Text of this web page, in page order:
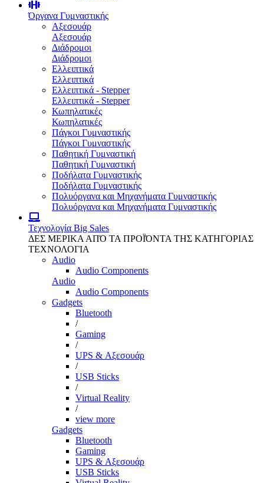
Όργανα Γυμναστικής
Αξεσουάρ
Αξεσουάρ
Διάδρομοι
Διάδρομοι
Ελλειπτικά
Ελλειπτικά
Ελλειπτικά - Stepper
Ελλειπτικά - Stepper
Κωπηλατικές
Κωπηλατικές
Πάγκοι Γυμναστικής
Πάγκοι Γυμναστικής
Παθητική Γυμναστική
Παθητική Γυμναστική
Ποδήλατα Γυμναστικής
Ποδήλατα Γυμναστικής
Πολυόργανα και Μηχανήματα Γυμναστικής
Πολυόργανα και Μηχανήματα Γυμναστικής
Τεχνολογία Big Sales
ΔΕΣ ΜΕΡΙΚΑ ΑΠΌ ΤΑ ΠΡΟΪΌΝΤΑ ΤΗΣ ΚΑΤΗΓΟΡΙΑΣ
ΤΕΧΝΟΛΟΓΙΑ
Audio
Audio Components
Audio
Audio Components
Gadgets
Bluetooth
/
Gaming
/
UPS & Αξεσουάρ
/
USB Sticks
/
Virtual Reality
/
view more
Gadgets
Bluetooth
Gaming
UPS & Αξεσουάρ
USB Sticks